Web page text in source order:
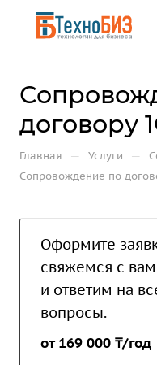
договору
Главная — Услуги —
Сопровождение по
Оформите
свяжемся с
и ответим на
вопросы.
от 169 000 ₸/год